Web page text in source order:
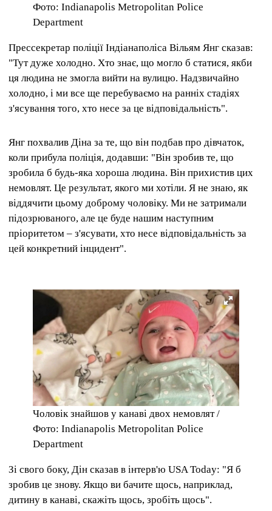
Фото: Indianapolis Metropolitan Police
Department
Прессекретар поліції Індіанаполіса Вільям Янг сказав:
"Тут дуже холодно. Хто знає, що могло б статися, якби
ця людина не змогла вийти на вулицю. Надзвичайно
холодно, і ми все ще перебуваємо на ранніх стадіях
з'ясування того, хто несе за це відповідальність".
Янг похвалив Діна за те, що він подбав про дівчаток,
коли прибула поліція, додавши: "Він зробив те, що
зробила б будь-яка хороша людина. Він прихистив цих
немовлят. Це результат, якого ми хотіли. Я не знаю, як
віддячити цьому доброму чоловіку. Ми не затримали
підозрюваного, але це буде нашим наступним
пріоритетом – з'ясувати, хто несе відповідальність за
цей конкретний інцидент".
Чоловік знайшов у канаві двох немовлят /
Фото: Indianapolis Metropolitan Police
Department
Зі свого боку, Дін сказав в інтерв'ю USA Today: "Я б
зробив це знову. Якщо ви бачите щось, наприклад,
дитину в канаві, скажіть щось, зробіть щось".